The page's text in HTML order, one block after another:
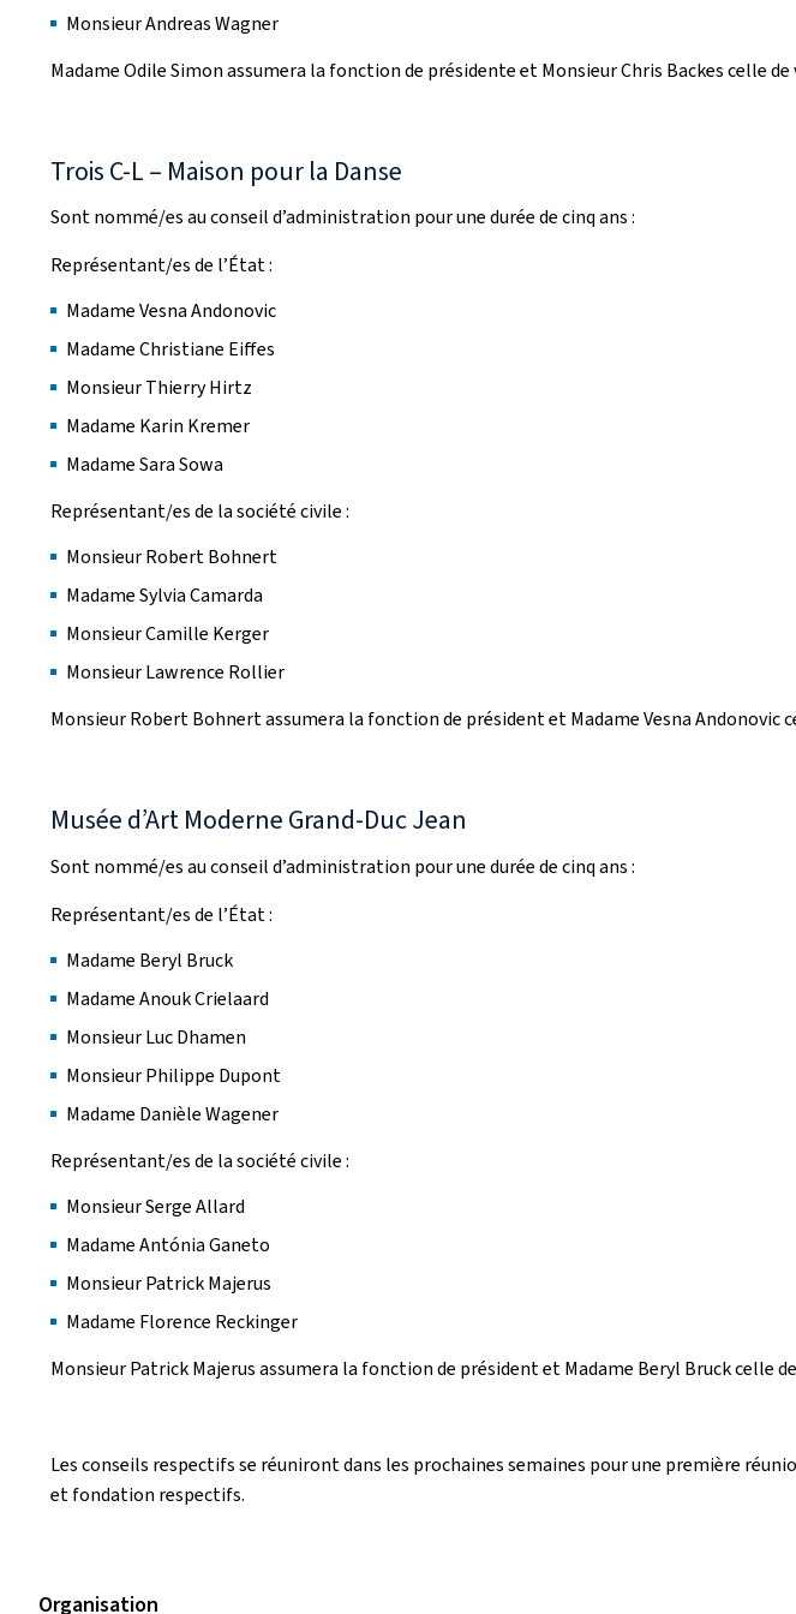
Monsieur Andreas Wagner
Madame Odile Simon assumera la fonction de présidente et Monsieur Chris Backes celle
Trois C-L – Maison pour la Danse
Sont nommé/es au conseil d’administration pour une durée de cinq ans :
Représentant/es de l’État :
Madame Vesna Andonovic
Madame Christiane Eiffes
Monsieur Thierry Hirtz
Madame Karin Kremer
Madame Sara Sowa
Représentant/es de la société civile :
Monsieur Robert Bohnert
Madame Sylvia Camarda
Monsieur Camille Kerger
Monsieur Lawrence Rollier
Monsieur Robert Bohnert assumera la fonction de président et Madame Vesna Andonovic
Musée d’Art Moderne Grand-Duc Jean
Sont nommé/es au conseil d’administration pour une durée de cinq ans :
Représentant/es de l’État :
Madame Beryl Bruck
Madame Anouk Crielaard
Monsieur Luc Dhamen
Monsieur Philippe Dupont
Madame Danièle Wagener
Représentant/es de la société civile :
Monsieur Serge Allard
Madame Antónia Ganeto
Monsieur Patrick Majerus
Madame Florence Reckinger
Monsieur Patrick Majerus assumera la fonction de président et Madame Beryl Bruck celle
Les conseils respectifs se réuniront dans les prochaines semaines pour une première
et fondation respectifs.
Organisation